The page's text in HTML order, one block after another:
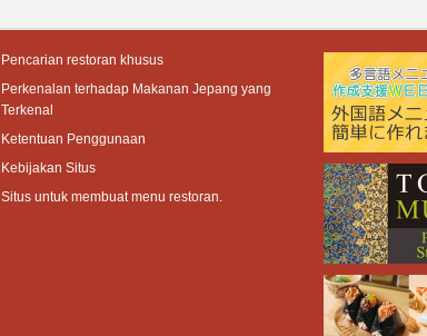
Pencarian restoran khusus
Perkenalan terhadap Makanan Jepang yang
Terkenal
Ketentuan Penggunaan
Kebijakan Situs
Situs untuk membuat menu restoran.